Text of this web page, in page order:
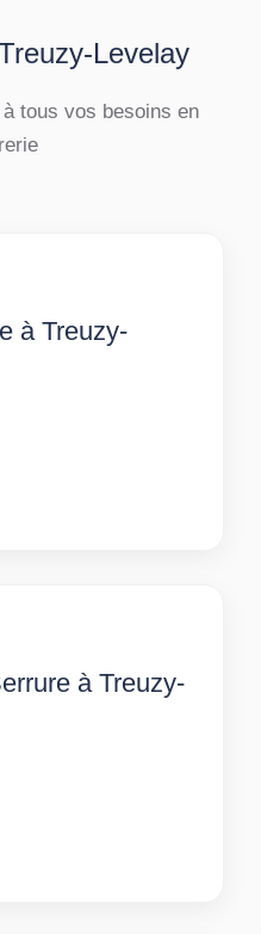
Levelay
tous vos besoins en
à Treuzy-
à Treuzy-